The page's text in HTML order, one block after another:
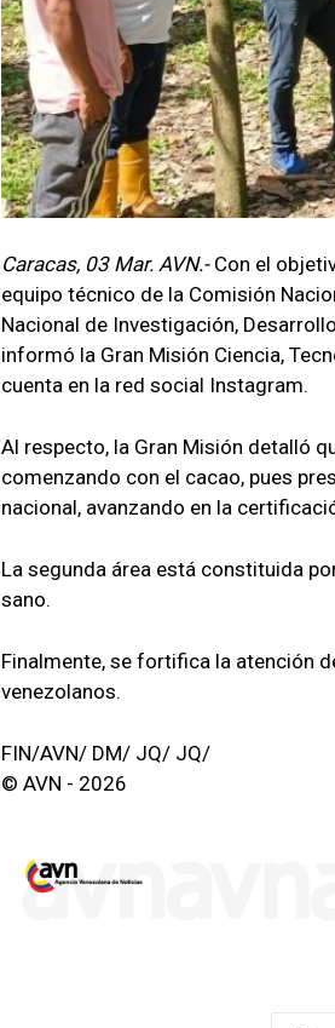
Caracas, 03 Mar. AVN.- Con el
equipo técnico de la Comisión
Nacional de Investigación,
informó la Gran Misión Ciencia,
cuenta en la red social Instagram.
Al respecto, la Gran Misión detalló
comenzando con el cacao, pues
nacional, avanzando en la
La segunda área está constituida
sano.
Finalmente, se fortifica la atención
venezolanos.
FIN/AVN/ DM/ JQ/ JQ/
© AVN - 2026